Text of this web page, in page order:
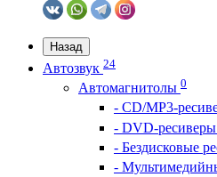
Назад
Автозвук 24
Автомагнитолы 0
- CD/MP3-
- DVD-ресиверы
- Бездисковые
-